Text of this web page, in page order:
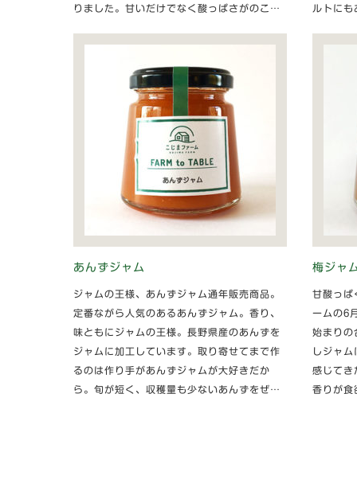
りました。甘いだけでなく酸っぱさがのこ…
ルトに
あんずジャム
ジャムの王様、あんずジャム通年販売商品。
定番ながら人気のあるあんずジャム。香り、
味ともにジャムの王様。長野県産のあんずを
ジャムに加工しています。取り寄せてまで作
るのは作り手があんずジャムが大好きだか
ら。旬が短く、収穫量も少ないあんずをぜ…
梅ジャ
甘酸っぱ
ームの6
始まりの
しジャ
感じてき
香りが食